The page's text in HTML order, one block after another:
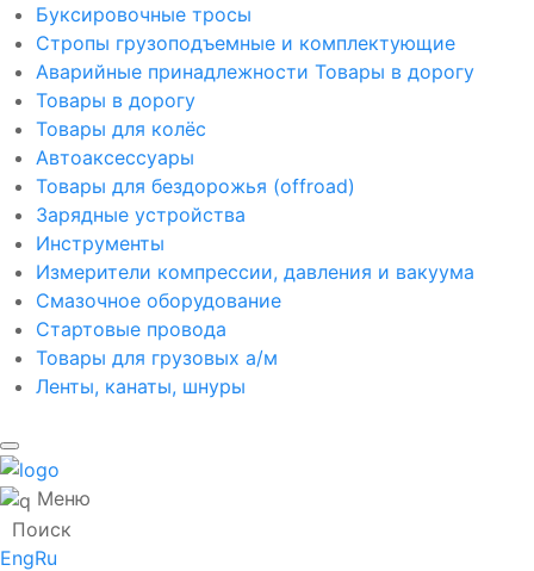
Буксировочные тросы
Стропы грузоподъемные и комплектующие
Аварийные принадлежности Товары в дорогу
Товары в дорогу
Товары для колёс
Автоаксессуары
Товары для бездорожья (offroad)
Зарядные устройства
Инструменты
Измерители компрессии, давления и вакуума
Смазочное оборудование
Стартовые провода
Товары для грузовых а/м
Ленты, канаты, шнуры
Меню
Поиск
EngRu